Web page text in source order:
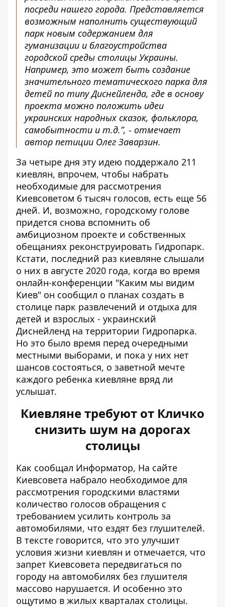
посреди нашего города. Представляется
возможным наполнить существующий
парк новым содержанием для
гуманизации и благоустройства
городской среды столицы Украины.
Например, это может быть создание
значительного тематического парка для
детей по типу Диснейленда, где в основу
проекта можно положить идеи
украинских народных сказок, фольклора,
самобытности и т.д.”, - отмечает
автор петиции Олег Заварзин.
За четыре дня эту идею поддержало 211
киевлян, впрочем, чтобы набрать
необходимые для рассмотрения
Киевсоветом 6 тысяч голосов, есть еще 56
дней. И, возможно, городскому голове
придется снова вспомнить об
амбициозном проекте и собственных
обещаниях реконструировать Гидропарк.
Кстати, последний раз киевляне слышали
о них в августе 2020 года, когда во время
онлайн-конференции "Каким мы видим
Киев" он сообщил о планах создать в
столице парк развлечений и отдыха для
детей и взрослых - украинский
Диснейленд на территории Гидропарка.
Но это было время перед очередными
местными выборами, и пока у них нет
шансов состояться, о заветной мечте
каждого ребенка киевляне вряд ли
услышат.
Киевляне требуют от Кличко
снизить шум на дорогах
столицы
Как сообщал Информатор, На сайте
Киевсовета набрало необходимое для
рассмотрения городскими властями
количество голосов обращения с
требованием усилить контроль за
автомобилями, что ездят без глушителей.
В тексте говорится, что это улучшит
условия жизни киевлян и отмечается, что
запрет Киевсовета передвигаться по
городу на автомобилях без глушителя
массово нарушается. И особенно это
ощутимо в жилых кварталах столицы.